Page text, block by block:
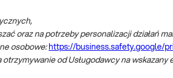
oraz na potrzeby personalizacji działań
osobowe: https://business.safety.google/
otrzymywanie od Usługodawcy na